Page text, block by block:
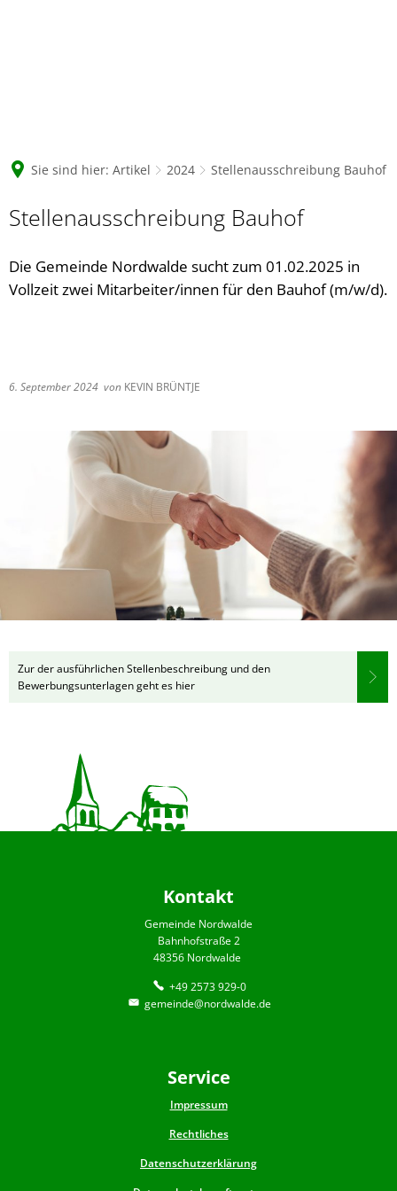
Sie sind hier: Artikel 2024 Stellenausschreibung Bauhof
Stellenausschreibung Bauhof
Die Gemeinde Nordwalde sucht zum 01.02.2025 in
Vollzeit zwei Mitarbeiter/innen für den Bauhof (m/w/d).
6. September 2024 von KEVIN BRÜNTJE
Zur der ausführlichen Stellenbeschreibung und den
Bewerbungsunterlagen geht es hier
Kontakt
Gemeinde Nordwalde
Bahnhofstraße 2
48356 Nordwalde
+49 2573 929-0
gemeinde@nordwalde.de
Service
Impressum
Rechtliches
Datenschutzerklärung